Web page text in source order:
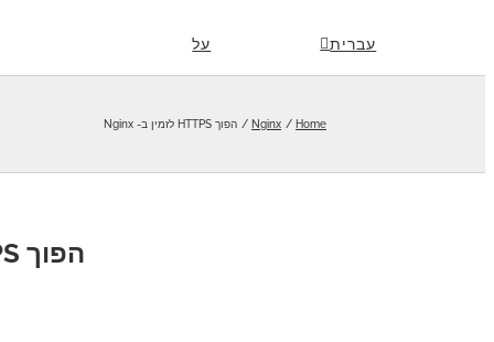
על עברית
Home
Nginx הפוך HTTPS לזמין ב- Nginx
הפוך HTTPS לזמין ב- Nginx